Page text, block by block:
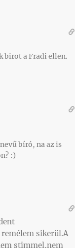
birot a Fradi ellen.
bíró, na az is
:)
sikerül.A
stimmel,nem